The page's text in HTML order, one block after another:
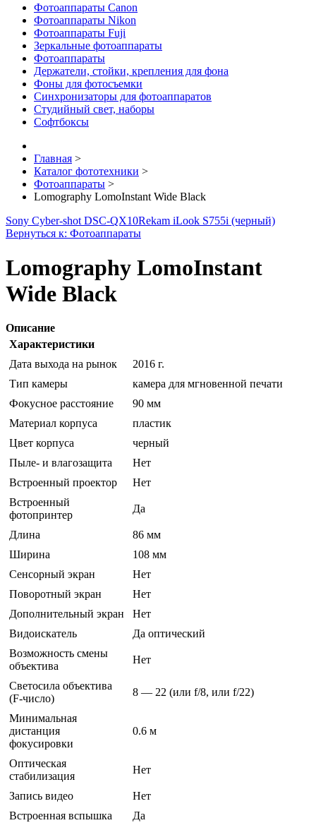
Фотоаппараты Canon
Фотоаппараты Nikon
Фотоаппараты Fuji
Зеркальные фотоаппараты
Фотоаппараты
Держатели, стойки, крепления для фона
Фоны для фотосъемки
Синхронизаторы для фотоаппаратов
Студийный свет, наборы
Софтбоксы
Главная >
Каталог фототехники >
Фотоаппараты >
Lomography LomoInstant Wide Black
Sony Cyber-shot DSC-QX10Rekam iLook S755i (черный)
Вернуться к: Фотоаппараты
Lomography LomoInstant
Wide Black
Описание
Характеристики
Дата выхода на рынок
2016 г.
Тип камеры
камера для мгновенной печати
Фокусное расстояние
90 мм
Материал корпуса
пластик
Цвет корпуса
черный
Пыле- и влагозащита
Нет
Встроенный проектор
Нет
Встроенный
фотопринтер
Да
Длина
86 мм
Ширина
108 мм
Сенсорный экран
Нет
Поворотный экран
Нет
Дополнительный экран
Нет
Видоискатель
Да оптический
Возможность смены
объектива
Нет
Светосила объектива
(F-число)
8 — 22 (или f/8, или f/22)
Минимальная
дистанция
фокусировки
0.6 м
Оптическая
стабилизация
Нет
Запись видео
Нет
Встроенная вспышка
Да